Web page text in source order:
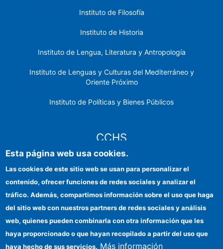
Instituto de Filosofía
Instituto de Historia
Instituto de Lengua, Literatura y Antropología
Instituto de Lenguas y Culturas del Mediterráneo y
Oriente Próximo
Instituto de Políticas y Bienes Públicos
CCHS
Identidad institucional
Ayudas FEDER
Organismos financiadores
Esta página web usa cookies.
Las cookies de este sitio web se usan para personalizar el
contenido, ofrecer funciones de redes sociales y analizar el
tráfico. Además, compartimos información sobre el uso que haga
del sitio web con nuestros partners de redes sociales y análisis
web, quienes pueden combinarla con otra información que les
haya proporcionado o que hayan recopilado a partir del uso que
haya hecho de sus servicios. Más información